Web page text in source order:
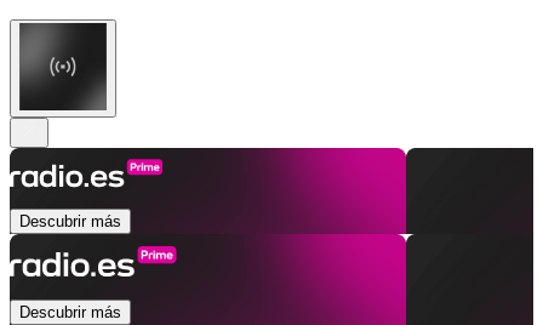
Descubrir más
Descubrir más